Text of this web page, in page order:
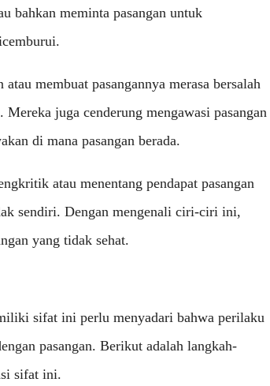
bahkan meminta pasangan untuk
membuat pasangannya merasa bersalah
juga cenderung mengawasi pasangan
di mana pasangan berada.
atau menentang pendapat pasangan
sendiri. Dengan mengenali ciri-ciri ini,
yang tidak sehat.
sifat ini perlu menyadari bahwa perilaku
pasangan. Berikut adalah langkah-
sifat ini.